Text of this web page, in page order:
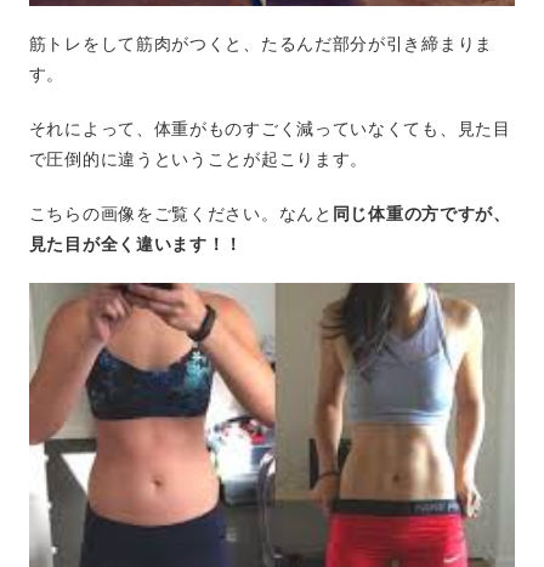
筋トレをして筋肉がつくと、たるんだ部分が引き締まりま
す。
それによって、体重がものすごく減っていなくても、見た目
で圧倒的に違うということが起こります。
こちらの画像をご覧ください。なんと 同じ体重の方ですが、
見た目が全く違います！！